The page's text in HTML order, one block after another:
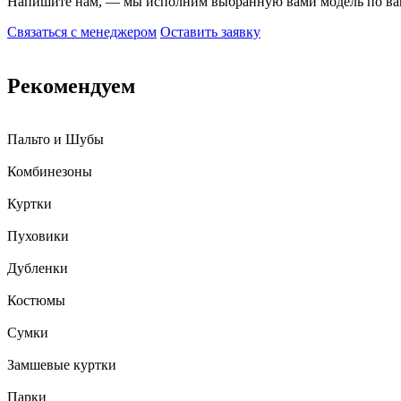
Связаться с менеджером Оставить заявку
Рекомендуем
Пальто и Шубы
Комбинезоны
Куртки
Пуховики
Дубленки
Костюмы
Сумки
Замшевые куртки
Парки